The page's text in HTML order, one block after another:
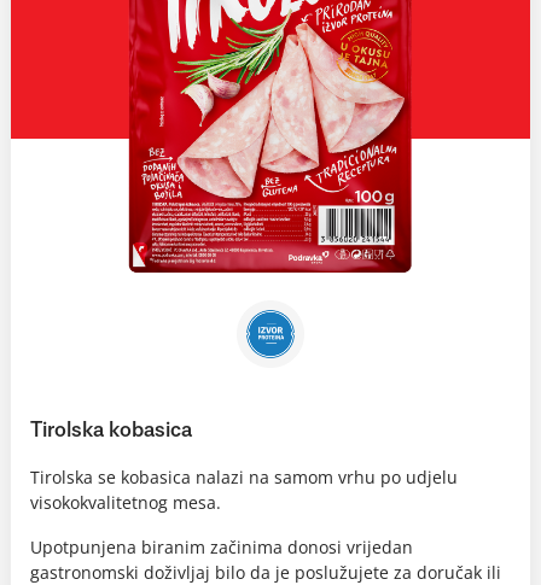
Tirolska kobasica
Tirolska se kobasica nalazi na samom vrhu po udjelu
visokokvalitetnog mesa.
Upotpunjena biranim začinima donosi vrijedan
gastronomski doživljaj bilo da je poslužujete za doručak ili